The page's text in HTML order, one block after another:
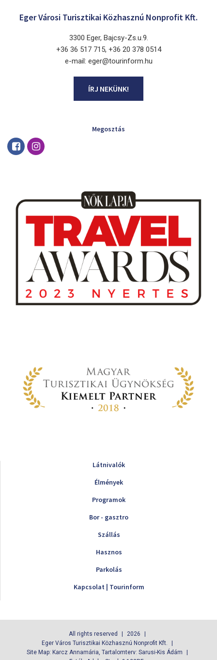
Eger Városi Turisztikai Közhasznú Nonprofit Kft.
3300 Eger, Bajcsy-Zs.u.9.
+36 36 517 715, +36 20 378 0514
e-mail: eger@tourinform.hu
ÍRJ NEKÜNK!
Megosztás
Látnivalók
Élmények
Programok
Bor - gasztro
Szállás
Hasznos
Parkolás
Kapcsolat | Tourinform
All rights reserved
2026
Eger Város Turisztikai Közhasznú Nonprofit Kft.
Site Map: Karcz Annamária, Tartalomterv: Sarusi-Kis Ádám